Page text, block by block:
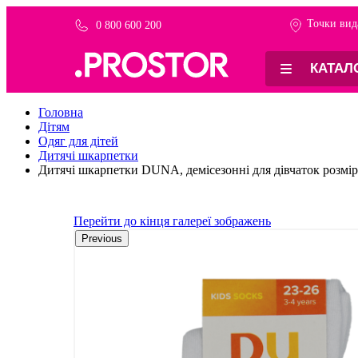
0 800 600 200 Точки
Головна
Дітям
Одяг для дітей
Дитячі шкарпетки
Дитячі шкарпетки DUNA, демісезонні для дівчаток
Перейти до кінця галереї зображень
Previous